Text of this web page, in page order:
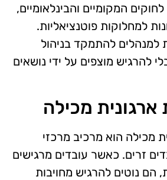
המקומיים והבינלאומיים,
למחלוקות פוטנציאליות.
להתמקד בניהול
להרגיש מוצפים על ידי נושאים
ארגונית מכילה
מכילה הוא מרכיב מרכזי
זרים. כאשר עובדים מרגישים
נוטים להרגיש מחויבות